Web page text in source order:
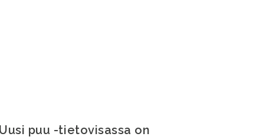
puu -tietovisassa on